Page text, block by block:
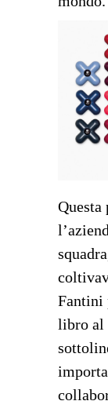
Questa
Fantini
libro al